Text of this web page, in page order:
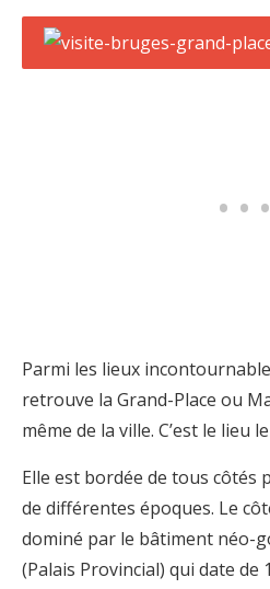
Parmi les lieux
retrouve la Grand-Place ou
même de la ville. C’est le lieu
Elle est bordée de tous côtés
de différentes époques. Le
dominé par le bâtiment néo-
(Palais Provincial) qui date de